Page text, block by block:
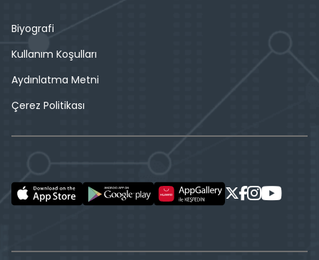
Biyografi
Kullanım Koşulları
Aydınlatma Metni
Çerez Politikası